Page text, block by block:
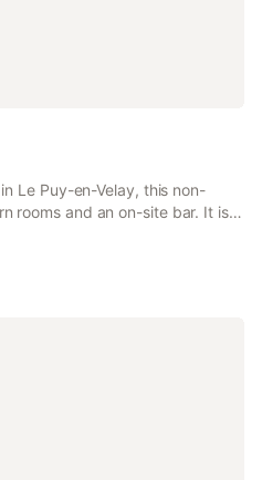
Le Puy-en-Velay, this non-
rooms and an on-site bar. It is a
The rooms at Hôtel Bristol
TV.